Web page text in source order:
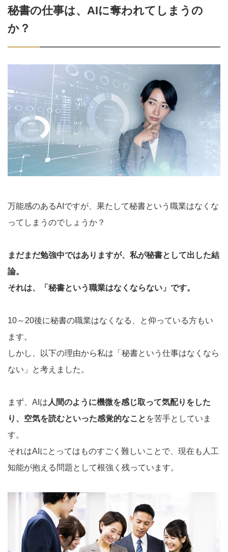
秘書の仕事は、AIに奪われてしまうの
か？
万能感のあるAIですが、果たして秘書という職業はなくな
ってしまうのでしょうか？
まだまだ勉強中ではありますが、私が秘書として出した結
論。
それは、「秘書という職業はなくならない」です。
10～20後に秘書の職業はなくなる、と仰っている方もい
ます。
しかし、以下の理由から私は「秘書という仕事はなくなら
ない」と考えました。
まず、AIは 人間のように機微を感じ取って気配りをした
り、空気を読むといった感覚的なこと を苦手としていま
す。
それはAIにとってはものすごく難しいことで、現在も人工
知能が抱える問題として根強く残っています。